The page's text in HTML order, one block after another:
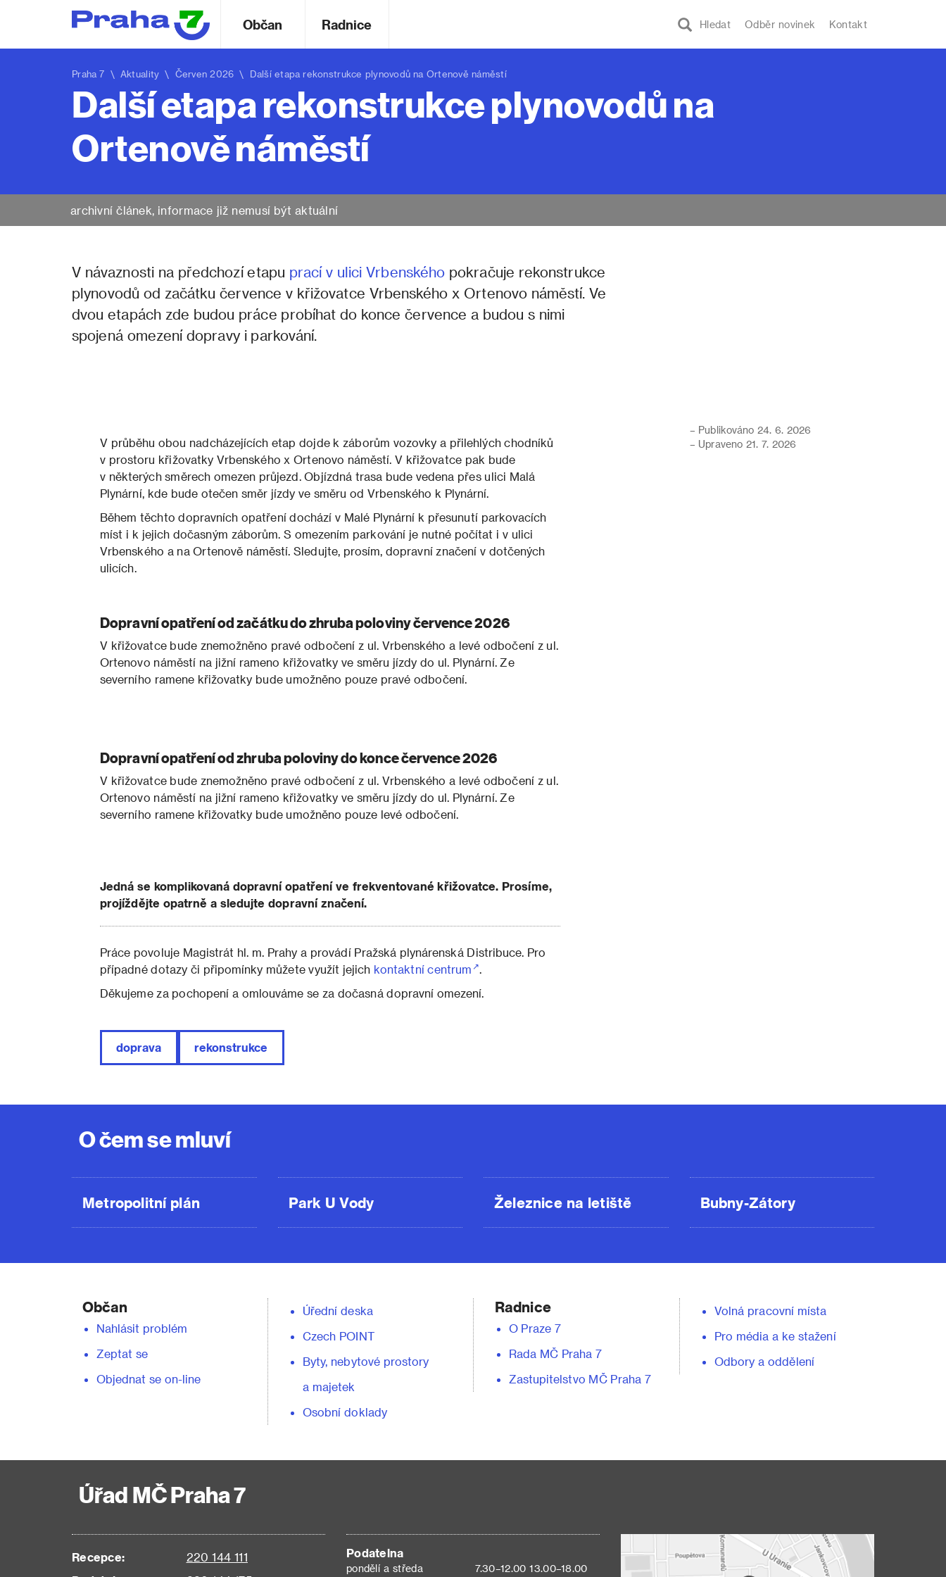
Hledat Odběr novinek Kontakt
Občan Radnice
Praha 7 \ Aktuality \ Červen 2026 \ Další etapa rekonstrukce plynovodů na Ortenově náměstí
Další etapa rekonstrukce plynovodů na
Ortenově náměstí
archivní článek, informace již nemusí být aktuální
V návaznosti na předchozí etapu prací v ulici Vrbenského pokračuje rekonstrukce
plynovodů od začátku července v křižovatce Vrbenského x Ortenovo náměstí. Ve
dvou etapách zde budou práce probíhat do konce července a budou s nimi
spojená omezení dopravy i parkování.
V průběhu obou nadcházejících etap dojde k záborům vozovky a přilehlých chodníků
v prostoru křižovatky Vrbenského x Ortenovo náměstí. V křižovatce pak bude
v některých směrech omezen průjezd. Objízdná trasa bude vedena přes ulici Malá
Plynární, kde bude otečen směr jízdy ve směru od Vrbenského k Plynární.
Během těchto dopravních opatření dochází v Malé Plynární k přesunutí parkovacích
míst i k jejich dočasným záborům. S omezením parkování je nutné počítat i v ulici
Vrbenského a na Ortenově náměstí. Sledujte, prosím, dopravní značení v dotčených
ulicích.
Dopravní opatření od začátku do zhruba poloviny července 2026
V křižovatce bude znemožněno pravé odbočení z ul. Vrbenského a levé odbočení z ul.
Ortenovo náměstí na jižní rameno křižovatky ve směru jízdy do ul. Plynární. Ze
severního ramene křižovatky bude umožněno pouze pravé odbočení.
Dopravní opatření od zhruba poloviny do konce července 2026
V křižovatce bude znemožněno pravé odbočení z ul. Vrbenského a levé odbočení z ul.
Ortenovo náměstí na jižní rameno křižovatky ve směru jízdy do ul. Plynární. Ze
severního ramene křižovatky bude umožněno pouze levé odbočení.
Jedná se komplikovaná dopravní opatření ve frekventované křižovatce. Prosíme,
projíždějte opatrně a sledujte dopravní značení.
Práce povoluje Magistrát hl. m. Prahy a provádí Pražská plynárenská Distribuce. Pro
případné dotazy či připomínky můžete využít jejich kontaktní centrum
.
Děkujeme za pochopení a omlouváme se za dočasná dopravní omezení.
doprava rekonstrukce
– Publikováno 24. 6. 2026
– Upraveno 21. 7. 2026
O čem se mluví
Metropolitní plán Park U Vody Železnice na letiště Bubny-Zátory
Občan
Nahlásit problém
Zeptat se
Objednat se on-line
Úřední deska
Czech POINT
Byty, nebytové prostory
a majetek
Osobní doklady
Radnice
O Praze 7
Rada MČ Praha 7
Zastupitelstvo MČ Praha 7
Volná pracovní místa
Pro média a ke stažení
Odbory a oddělení
Úřad MČ Praha 7
Recepce:
220 144 111
Podatelna
pondělí a středa 7.30–12.00 13.00–18.00